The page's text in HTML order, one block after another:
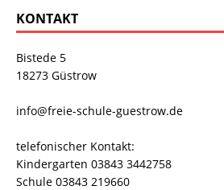
KONTAKT
Bistede 5
18273 Güstrow
info@freie-schule-guestrow.de
telefonischer Kontakt:
Kindergarten 03843 3442758
Schule 03843 219660